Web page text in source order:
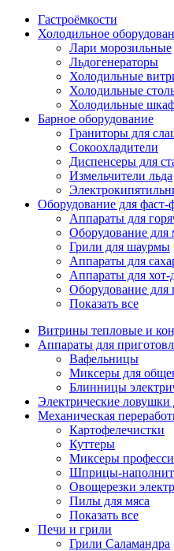
Гастроёмкости
Холодильное
Лари морозильные
Льдогенераторы
Холодильные
Холодильные
Холодильные
Барное оборудование
Граниторы для
Сокоохладители
Диспенсеры для
Измельчители льда
Оборудование для фаст-
Аппараты для
Оборудование для
Грили для шаурмы
Аппараты для
Аппараты для хот-
Оборудование для
Показать все
Витрины тепловые и
Аппараты для
Вафельницы
Миксеры для
Блинницы
Электрические ловушки
Механическая
Картофелечистки
Куттеры
Миксеры
Шприцы-
Овощерезки
Пилы для мяса
Показать все
Печи и грили
Грили Саламандра